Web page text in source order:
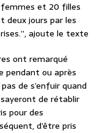
femmes et 20 filles
deux jours par les
ajoute le texte
ont remarqué
pendant ou après
de s’enfuir quand
de rétablir
pour des
d’être pris